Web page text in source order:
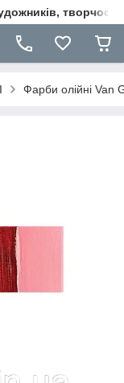
творчості
Фарби олійні Van